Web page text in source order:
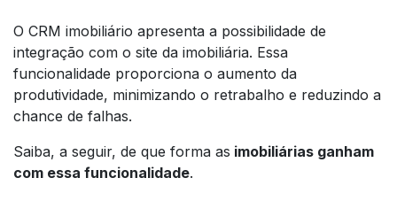
O CRM imobiliário apresenta a possibilidade de
integração com o site da imobiliária. Essa
funcionalidade proporciona o aumento da
produtividade, minimizando o retrabalho e reduzindo a
chance de falhas.
Saiba, a seguir, de que forma as imobiliárias ganham
com essa funcionalidade.